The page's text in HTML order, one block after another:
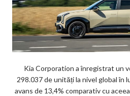
Kia Corporation a înregistrat un
298.037 de unități la nivel global în
avans de 13,4% comparativ cu